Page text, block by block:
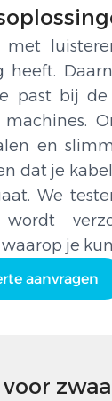
met
heeft.
past bij
en
dat je
We
je
aanvragen